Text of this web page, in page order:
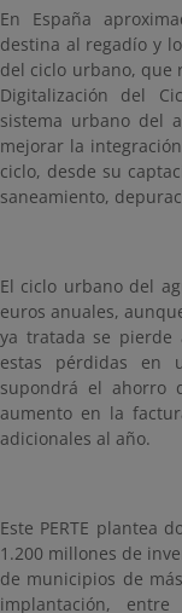
En España
destina al regadío y
del ciclo urbano, que
Digitalización del
sistema urbano del
mejorar la
ciclo, desde su
saneamiento,
El ciclo urbano del
euros anuales,
ya tratada se pierde
estas pérdidas en
supondrá el ahorro
aumento en la
adicionales al año.
Este PERTE plantea
1.200 millones de
de municipios de
implantación,